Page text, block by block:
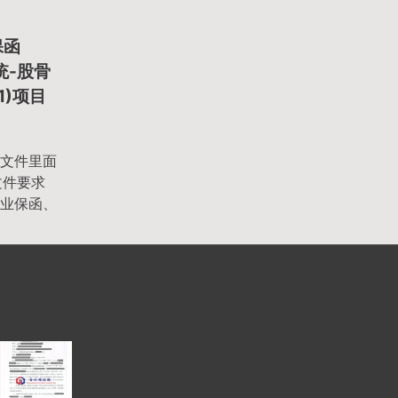
-股骨
项目
件里面
要求
保函、